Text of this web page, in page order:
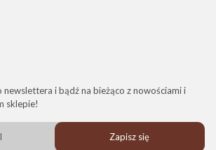
newslettera i bądź na bieżąco z nowościami i
sklepie!
Zapisz się